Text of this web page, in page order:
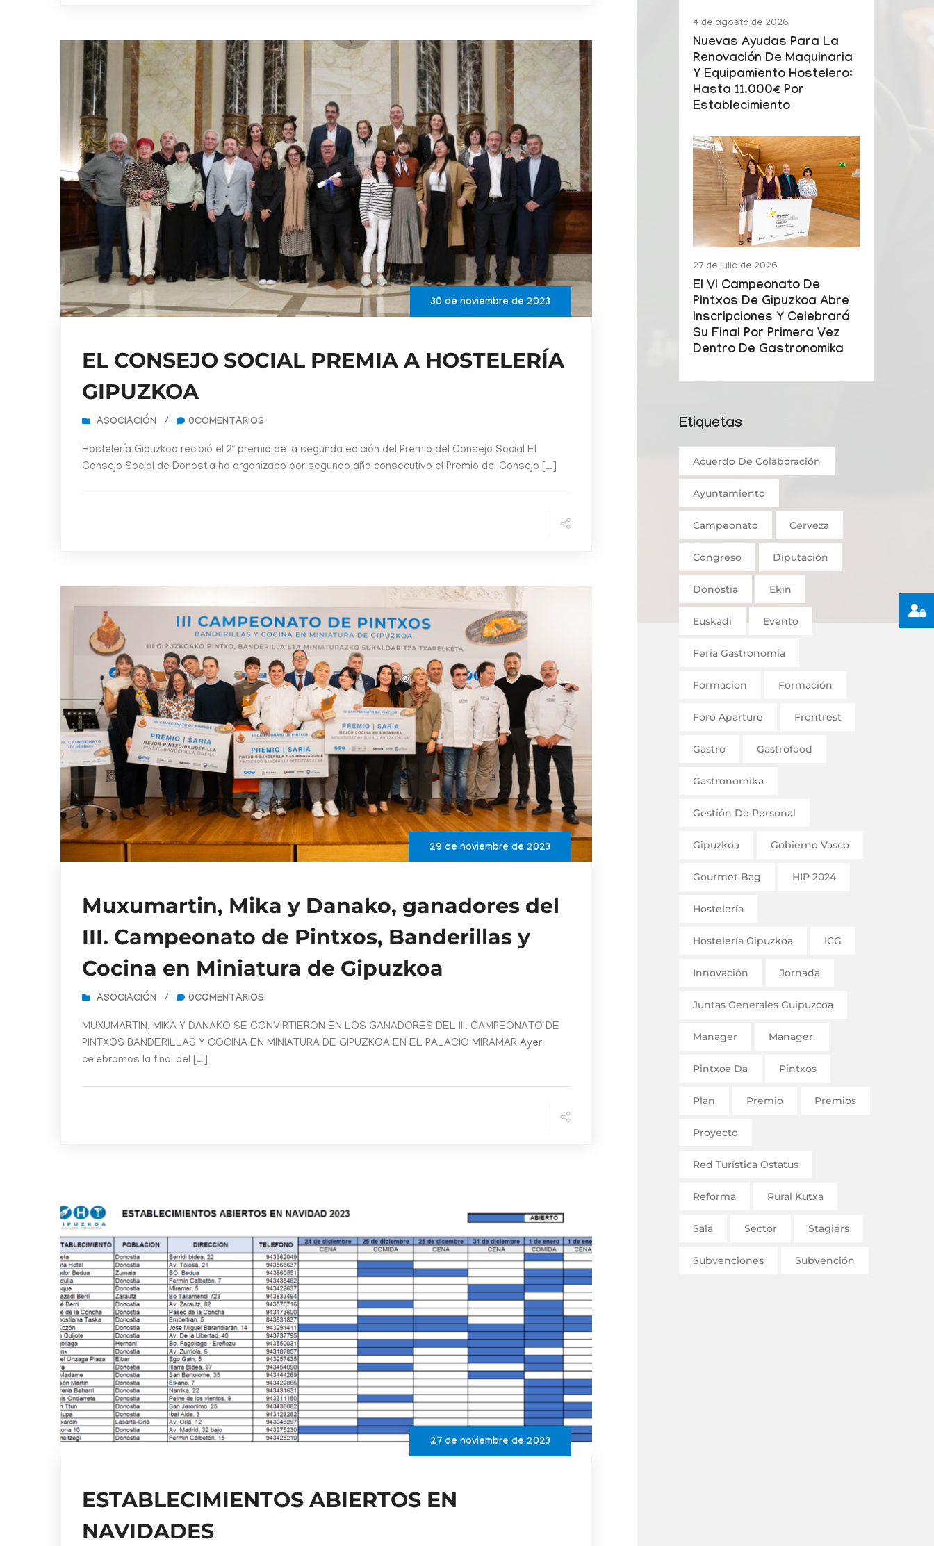
30 de noviembre de 2023
EL CONSEJO SOCIAL PREMIA A HOSTELERÍA
GIPUZKOA
ASOCIACIÓN / 0COMENTARIOS
Hostelería Gipuzkoa recibió el 2º premio de la segunda edición del Premio del Consejo Social El
Consejo Social de Donostia ha organizado por segundo año consecutivo el Premio del Consejo […]
29 de noviembre de 2023
Muxumartin, Mika y Danako, ganadores del
III. Campeonato de Pintxos, Banderillas y
Cocina en Miniatura de Gipuzkoa
ASOCIACIÓN / 0COMENTARIOS
MUXUMARTIN, MIKA Y DANAKO SE CONVIRTIERON EN LOS GANADORES DEL III. CAMPEONATO DE
PINTXOS BANDERILLAS Y COCINA EN MINIATURA DE GIPUZKOA EN EL PALACIO MIRAMAR Ayer
celebramos la final del […]
27 de noviembre de 2023
ESTABLECIMIENTOS ABIERTOS EN
NAVIDADES
4 de agosto de 2026
Nuevas Ayudas Para La
Renovación De Maquinaria
Y Equipamiento Hostelero:
Hasta 11.000€ Por
Establecimiento
27 de julio de 2026
El VI Campeonato De
Pintxos De Gipuzkoa Abre
Inscripciones Y Celebrará
Su Final Por Primera Vez
Dentro De Gastronomika
Etiquetas
Acuerdo De Colaboración
Ayuntamiento
Campeonato Cerveza
Congreso Diputación
Donostia Ekin
Euskadi Evento
Feria Gastronomía
Formacion Formación
Foro Aparture Frontrest
Gastro Gastrofood
Gastronomika
Gestión De Personal
Gipuzkoa Gobierno Vasco
Gourmet Bag HIP 2024
Hostelería
Hostelería Gipuzkoa ICG
Innovación Jornada
Juntas Generales Guipuzcoa
Manager Manager.
Pintxoa Da Pintxos
Plan Premio Premios
Proyecto
Red Turística Ostatus
Reforma Rural Kutxa
Sala Sector Stagiers
Subvenciones Subvención